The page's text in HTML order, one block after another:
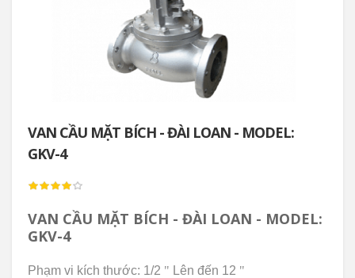
VAN CẦU MẶT BÍCH - ĐÀI LOAN - MODEL:
GKV-4
VAN CẦU MẶT BÍCH - ĐÀI LOAN - MODEL:
GKV-4
Phạm vi kích thước: 1/2 " Lên đến 12 "